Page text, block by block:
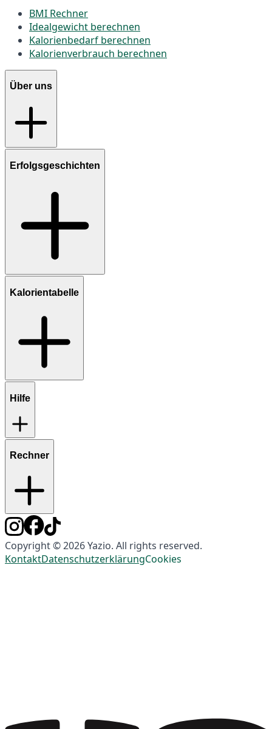
BMI Rechner
Idealgewicht berechnen
Kalorienbedarf berechnen
Kalorienverbrauch berechnen
Über uns
Erfolgsgeschichten
Kalorientabelle
Hilfe
Rechner
Copyright © 2026 Yazio. All rights reserved.
KontaktDatenschutzerklärungCookies